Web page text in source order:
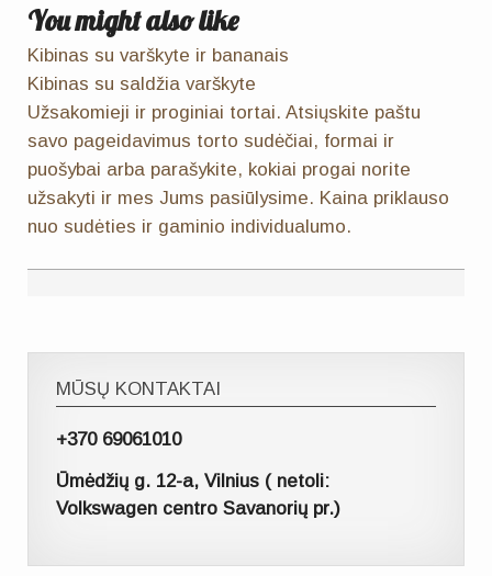
You might also like
Kibinas su varškyte ir bananais
Kibinas su saldžia varškyte
Užsakomieji ir proginiai tortai. Atsiųskite paštu
savo pageidavimus torto sudėčiai, formai ir
puošybai arba parašykite, kokiai progai norite
užsakyti ir mes Jums pasiūlysime. Kaina priklauso
nuo sudėties ir gaminio individualumo.
MŪSŲ KONTAKTAI
+370 69061010
Ūmėdžių g. 12-a, Vilnius ( netoli:
Volkswagen centro Savanorių pr.)